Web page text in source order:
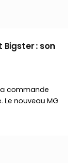
Bigster : son
commande
Le nouveau MG